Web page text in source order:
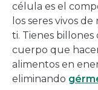
célula es el
los seres vivos
ti. Tienes
cuerpo que
alimentos en
eliminando